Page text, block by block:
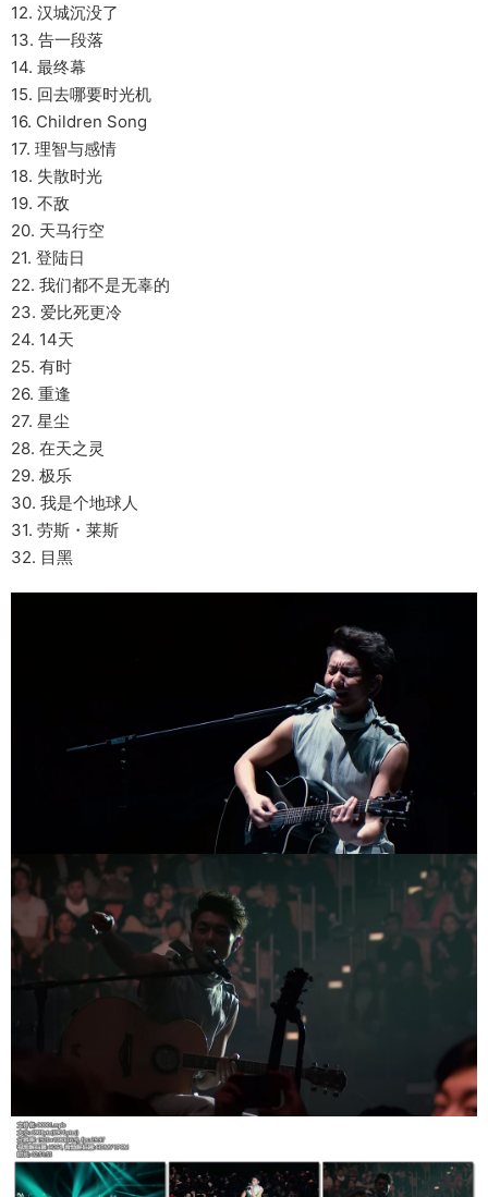
12. 汉城沉没了
13. 告一段落
14. 最终幕
15. 回去哪要时光机
16. Children Song
17. 理智与感情
18. 失散时光
19. 不敌
20. 天马行空
21. 登陆日
22. 我们都不是无辜的
23. 爱比死更冷
24. 14天
25. 有时
26. 重逢
27. 星尘
28. 在天之灵
29. 极乐
30. 我是个地球人
31. 劳斯・莱斯
32. 目黑